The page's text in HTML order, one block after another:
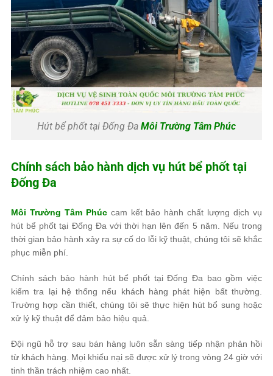
Hút bể phốt tại Đống Đa Môi Trường Tâm Phúc
Chính sách bảo hành dịch vụ hút bể phốt tại
Đống Đa
Môi Trường Tâm Phúccam kết bảo hành chất lượng dịch vụ
hút bể phốt tại Đống Đa với thời hạn lên đến 5 năm. Nếu trong
thời gian bảo hành xảy ra sự cố do lỗi kỹ thuật, chúng tôi sẽ khắc
phục miễn phí.
Chính sách bảo hành hút bể phốt tại Đống Đa bao gồm việc
kiểm tra lại hệ thống nếu khách hàng phát hiện bất thường.
Trường hợp cần thiết, chúng tôi sẽ thực hiện hút bổ sung hoặc
xử lý kỹ thuật để đảm bảo hiệu quả.
Đội ngũ hỗ trợ sau bán hàng luôn sẵn sàng tiếp nhận phản hồi
từ khách hàng. Mọi khiếu nại sẽ được xử lý trong vòng 24 giờ với
tinh thần trách nhiệm cao nhất.